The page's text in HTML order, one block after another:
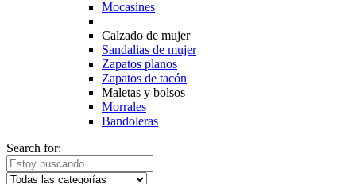
Mocasines
Calzado de mujer
Sandalias de mujer
Zapatos planos
Zapatos de tacón
Maletas y bolsos
Morrales
Bandoleras
Search for: